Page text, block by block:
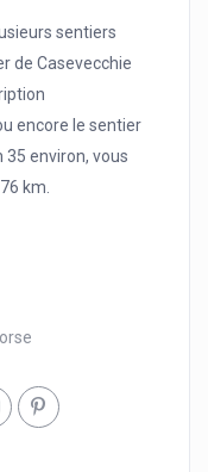
sentiers
de Casevecchie
encore le sentier
35 environ, vous
km.